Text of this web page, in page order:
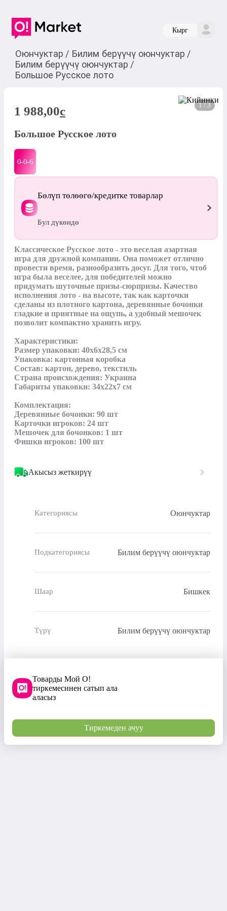
Кырг
Оюнчуктар / Билим берүүчү оюнчуктар /
Билим берүүчү оюнчуктар /
Большое Русское лото
1 / 3
1 988,00c
Большое Русское лото
0-0-6
Бөлүп төлөөгө/кредитке товарлар
Бул дүкөндө
Классическое Русское лото - это веселая азартная
игра для дружной компании. Она поможет отлично
провести время, разнообразить досуг. Для того, чтоб
игра была веселее, для победителей можно
придумать шуточные призы-сюрпризы. Качество
исполнения лото - на высоте, так как карточки
сделаны из плотного картона, деревянные бочонки
гладкие и приятные на ощупь, а удобный мешочек
позволит компактно хранить игру.
Характеристики:
Размер упаковки: 40х6х28,5 см
Упаковка: картонная коробка
Состав: картон, дерево, текстиль
Страна происхождения: Украина
Габариты упаковки: 34х22х7 см
Комплектация:
Деревянные бочонки: 90 шт
Карточки игроков: 24 шт
Мешочек для бочонков: 1 шт
Фишки игроков: 100 шт
Акысыз жеткирүү
Категориясы Оюнчуктар
Подкатегориясы Билим берүүчү оюнчуктар
Шаар Бишкек
Түрү Билим берүүчү оюнчуктар
Товарды Мой О!
тиркемесинен сатып ала
аласыз
Тиркемеден ачуу